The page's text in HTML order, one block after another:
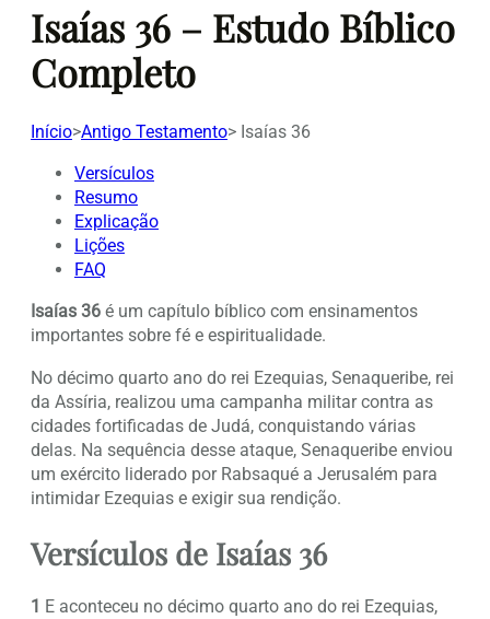
Isaías 36 – Estudo Bíblico
Completo
Início>Antigo Testamento> Isaías 36
Versículos
Resumo
Explicação
Lições
FAQ
Isaías 36 é um capítulo bíblico com ensinamentos
importantes sobre fé e espiritualidade.
No décimo quarto ano do rei Ezequias, Senaqueribe, rei
da Assíria, realizou uma campanha militar contra as
cidades fortificadas de Judá, conquistando várias
delas. Na sequência desse ataque, Senaqueribe enviou
um exército liderado por Rabsaqué a Jerusalém para
intimidar Ezequias e exigir sua rendição.
Versículos de Isaías 36
1 E aconteceu no décimo quarto ano do rei Ezequias,